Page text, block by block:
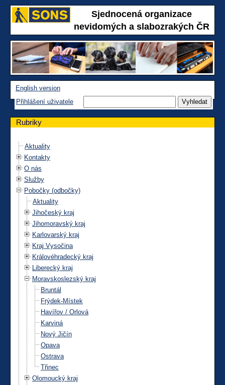
Sjednocená organizace
nevidomých a slabozrakých ČR
English version
Přihlášení uživatele
Rubriky
Aktuality
Kontakty
O nás
Služby
Pobočky (odbočky)
Aktuality
Jihočeský kraj
Jihomoravský kraj
Karlovarský kraj
Kraj Vysočina
Královéhradecký kraj
Liberecký kraj
Moravskoslezský kraj
Bruntál
Frýdek-Místek
Havířov / Orlová
Karviná
Nový Jičín
Opava
Ostrava
Třinec
Olomoucký kraj